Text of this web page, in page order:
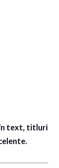
în text, titluri